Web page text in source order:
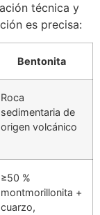
técnica y
es precisa:
Bentonita
Roca
sedimentaria de
origen volcánico
≥50 %
montmorillonita +
cuarzo,